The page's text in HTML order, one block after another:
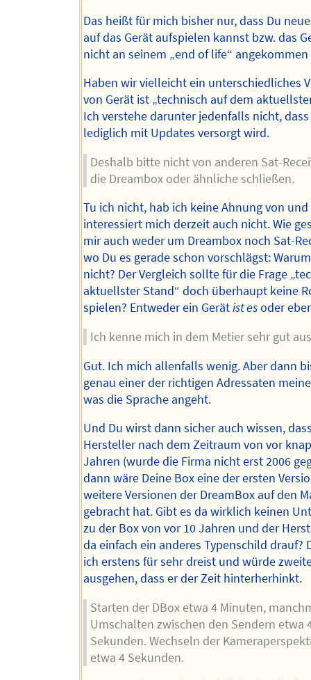
Das heißt für mich bisher nur, dass Du
auf das Gerät aufspielen kannst bzw. das
nicht an seinem „end of life“ angekommen
Haben wir vielleicht ein unterschiedliches
von Gerät ist „technisch auf dem
Ich verstehe darunter jedenfalls nicht, dass
lediglich mit Updates versorgt wird.
Deshalb bitte nicht von anderen Sat-
die Dreambox oder ähnliche schließen.
Tu ich nicht, hab ich keine Ahnung von und
interessiert mich derzeit auch nicht. Wie
mir auch weder um Dreambox noch Sat-
wo Du es gerade schon vorschlägst:
nicht? Der Vergleich sollte für die Frage
aktuellster Stand“ doch überhaupt keine
spielen? Entweder ein Gerätist esoder
Ich kenne mich in dem Metier sehr gut aus
Gut. Ich mich allenfalls wenig. Aber dann
genau einer der richtigen Adressaten
was die Sprache angeht.
Und Du wirst dann sicher auch wissen,
Hersteller nach dem Zeitraum von vor
Jahren (wurde die Firma nicht erst 2006
dann wäre Deine Box eine der ersten
weitere Versionen der DreamBox auf den
gebracht hat. Gibt es da wirklich keinen
zu der Box von vor 10 Jahren und der
da einfach ein anderes Typenschild drauf?
ich erstens für sehr dreist und würde
ausgehen, dass er der Zeit hinterherhinkt.
Starten der DBox etwa 4 Minuten,
Umschalten zwischen den Sendern etwa
Sekunden. Wechseln der
etwa 4 Sekunden.